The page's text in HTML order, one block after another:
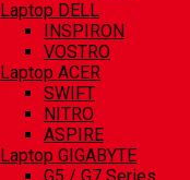
Laptop DELL
INSPIRON
VOSTRO
Laptop ACER
SWIFT
NITRO
ASPIRE
Laptop GIGABYTE